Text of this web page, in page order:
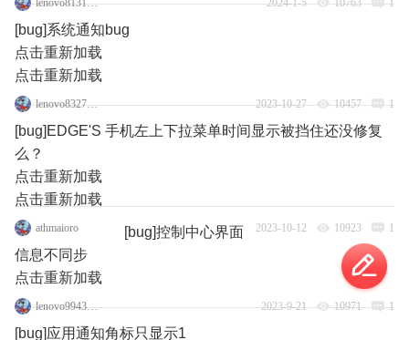
lenovo81312145 2024-1-5 10763 1
[bug]系统通知bug
点击重新加载
点击重新加载
lenovo83273770 2023-10-27 10457 1
[bug]EDGE'S 手机左上下拉菜单时间显示被挡住还没修复
么？
点击重新加载
点击重新加载
athmaioro 2023-10-12 10923 1
[bug]控制中心界面
信息不同步
点击重新加载
lenovo99435467 2023-9-21 10971 1
[bug]应用通知角标只显示1